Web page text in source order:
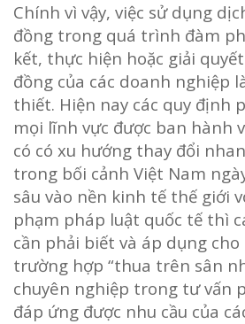
Chính vì vậy, việc sử dụng
đồng trong quá trình đàm
kết, thực hiện hoặc giải
đồng của các doanh nghiệp
thiết. Hiện nay các quy định
mọi lĩnh vực được ban hành
có có xu hướng thay đổi
trong bối cảnh Việt Nam
sâu vào nền kinh tế thế giới
phạm pháp luật quốc tế thì
cần phải biết và áp dụng
trường hợp “thua trên sân
chuyên nghiệp trong tư vấn
đáp ứng được nhu cầu của